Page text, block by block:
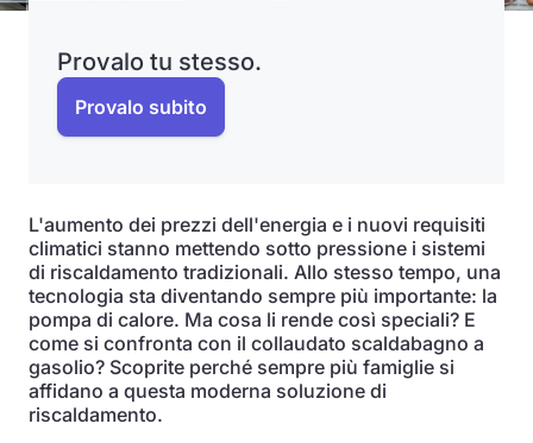
Provalo tu stesso.
Provalo subito
L'aumento dei prezzi dell'energia e i nuovi requisiti
climatici stanno mettendo sotto pressione i sistemi
di riscaldamento tradizionali. Allo stesso tempo, una
tecnologia sta diventando sempre più importante: la
pompa di calore. Ma cosa li rende così speciali? E
come si confronta con il collaudato scaldabagno a
gasolio? Scoprite perché sempre più famiglie si
affidano a questa moderna soluzione di
riscaldamento.